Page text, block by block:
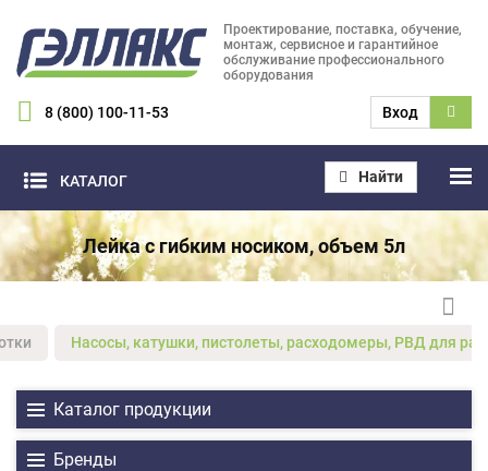
Проектирование, поставка, обучение,
монтаж, сервисное и гарантийное
обслуживание профессионального
оборудования
8 (800) 100-11-53 Вход
КАТАЛОГ Найти
Лейка с гибким носиком, объем 5л
Насосы, катушки, пистолеты, расходомеры, РВД для
Каталог продукции
Бренды